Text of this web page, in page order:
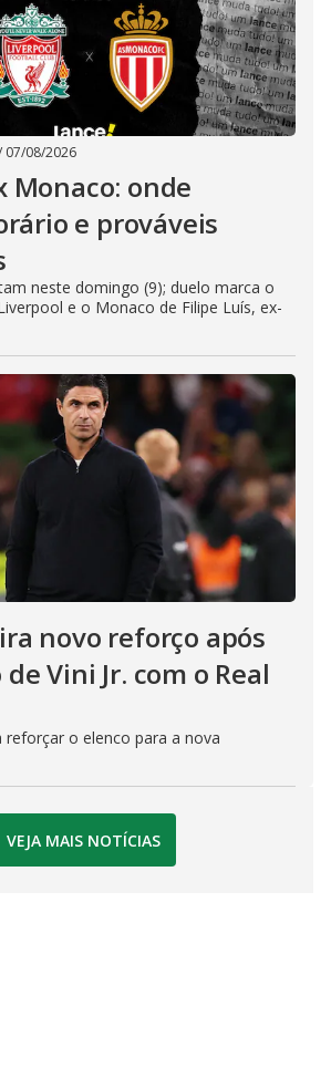
07/08/2026
Monaco: onde
e prováveis
neste domingo (9); duelo marca o
e o Monaco de Filipe Luís, ex-
novo reforço após
Vini Jr. com o Real
reforçar o elenco para a nova
VEJA MAIS NOTÍCIAS